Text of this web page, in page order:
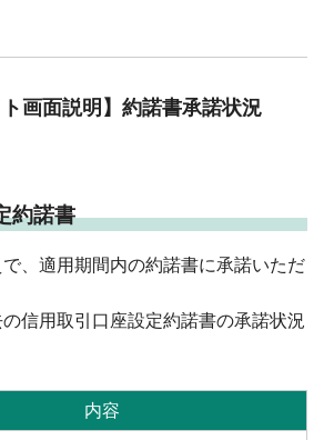
ト画面説明】約諾書承諾状況
約諾書
、適用期間内の約諾書に承諾いただ
信用取引口座設定約諾書の承諾状況
内容